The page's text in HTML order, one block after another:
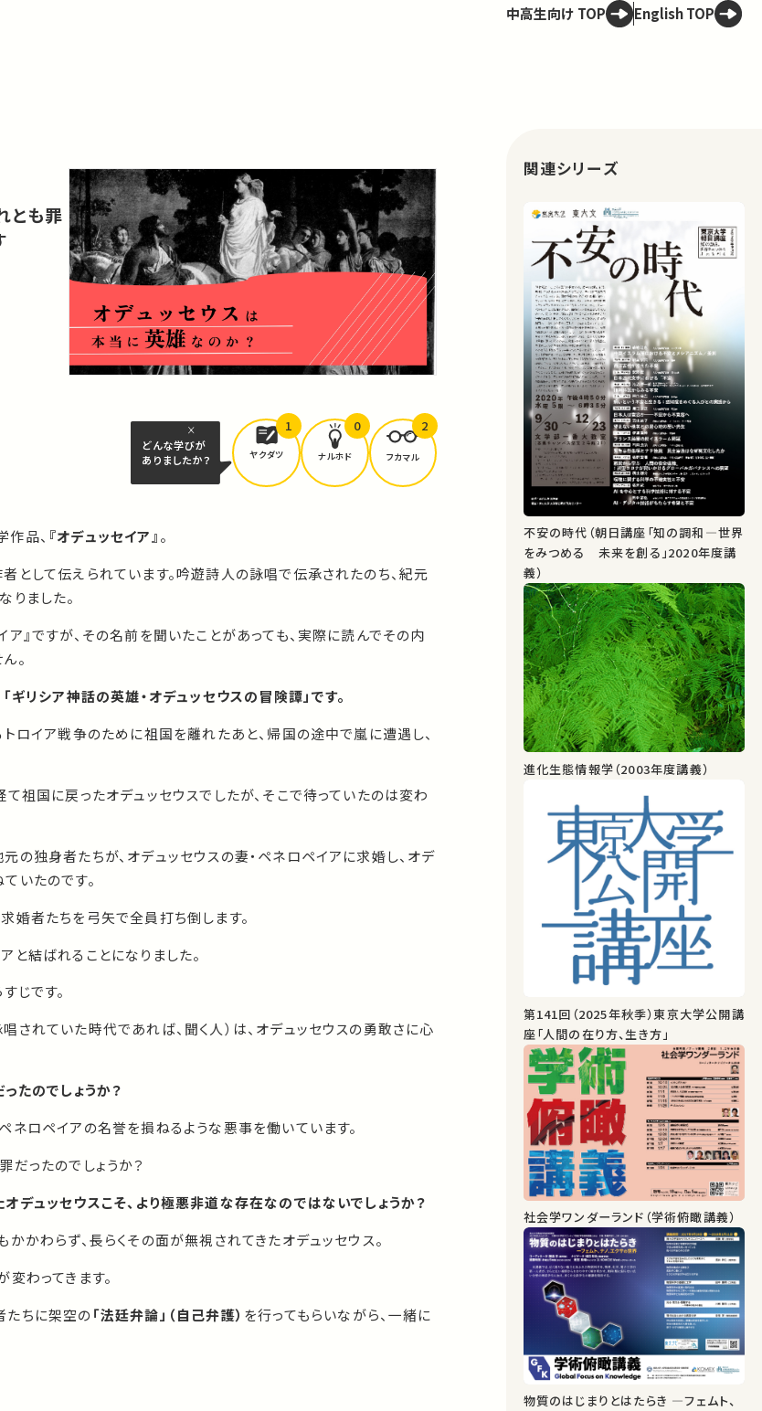
中高生向け TOP English TOP
とも罪
どんな学びが
ありましたか？
ヤクダツ
1
ナルホド
0
フカマル
2
品、 『オデュッセイア』。
として伝えられています。吟遊詩人の詠唱で伝承されたのち、紀元
りました。
ア』ですが、その名前を聞いたことがあっても、実際に読んでその内
。
ギリシア神話の英雄・オデュッセウスの冒険譚」です。
ロイア戦争のために祖国を離れたあと、帰国の途中で嵐に遭遇し、
祖国に戻ったオデュッセウスでしたが、そこで待っていたのは変わ
の独身者たちが、オデュッセウスの妻・ペネロペイアに求婚し、オデ
いたのです。
婚者たちを弓矢で全員打ち倒します。
と結ばれることになりました。
じです。
されていた時代であれば、聞く人）は、オデュッセウスの勇敢さに心
たのでしょうか？
ネロペイアの名誉を損ねるような悪事を働いています。
だったのでしょうか？
デュッセウスこそ、より極悪非道な存在なのではないでしょうか？
かわらず、長らくその面が無視されてきたオデュッセウス。
わってきます。
たちに架空の「法廷弁論」（自己弁護） を行ってもらいながら、一緒に
関連シリーズ
不安の時代（朝日講座「知の調和―世界
をみつめる 未来を創る」2020年度講
義）
進化生態情報学（2003年度講義）
第141回（2025年秋季）東京大学公開講
座「人間の在り方、生き方」
社会学ワンダーランド（学術俯瞰講義）
物質のはじまりとはたらき ―フェムト、